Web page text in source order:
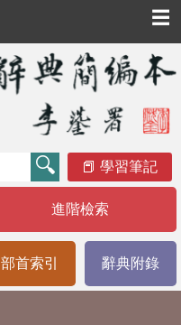
☰
學習筆記
進階檢索
部首索引 辭典附錄